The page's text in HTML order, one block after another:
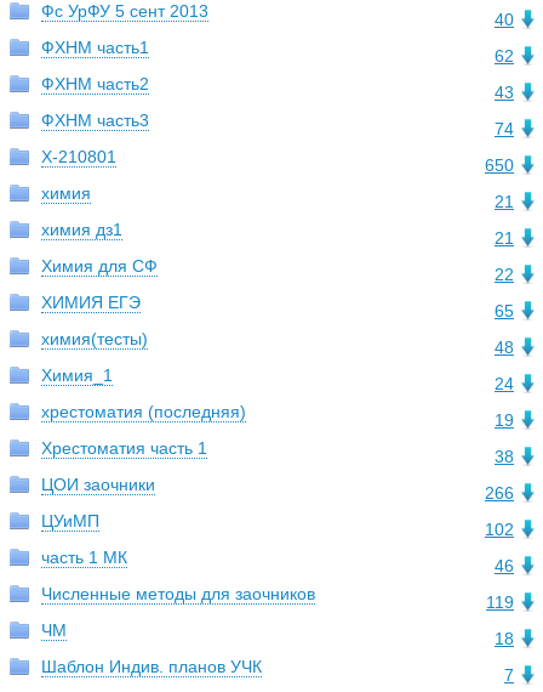
40
Фс УрФУ 5 сент 2013
62
ФХНМ часть1
43
ФХНМ часть2
74
ФХНМ часть3
650
Х-210801
21
химия
21
химия дз1
22
Химия для СФ
65
ХИМИЯ ЕГЭ
48
химия(тесты)
24
Химия_1
19
хрестоматия (последняя)
38
Хрестоматия часть 1
266
ЦОИ заочники
102
ЦУиМП
46
часть 1 МК
119
Численные методы для заочников
18
ЧМ
7
Шаблон Индив. планов УЧК